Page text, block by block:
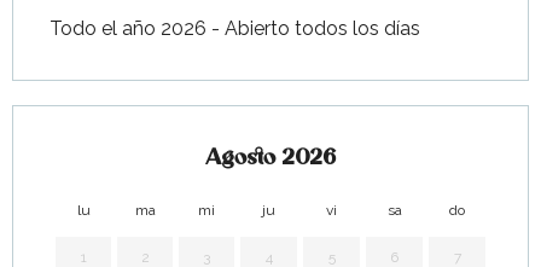
Todo el año 2026 - Abierto todos los días
Agosto 2026
lu ma mi ju vi sa do
1 2 3 4 5 6 7